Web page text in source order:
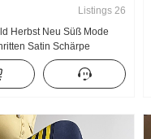
Listings 26
Herbst Neu Süß Mode
Satin Schärpe
Französischer Stil
oberteile